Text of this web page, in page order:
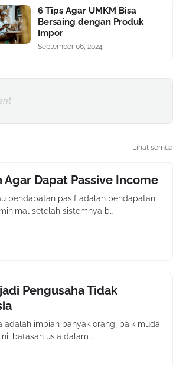
6 Tips Agar UMKM Bisa
Bersaing dengan Produk
Impor
September 06, 2024
Lihat semua
Dapat Passive Income
pendapatan pasif adalah pendapatan
setelah sistemnya b…
Pengusaha Tidak
adalah impian banyak orang, baik muda
batasan usia dalam …